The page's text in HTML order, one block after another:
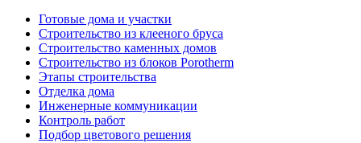
Готовые дома и участки
Строительство из клееного бруса
Строительство каменных домов
Строительство из блоков Porotherm
Этапы строительства
Отделка дома
Инженерные коммуникации
Контроль работ
Подбор цветового решения